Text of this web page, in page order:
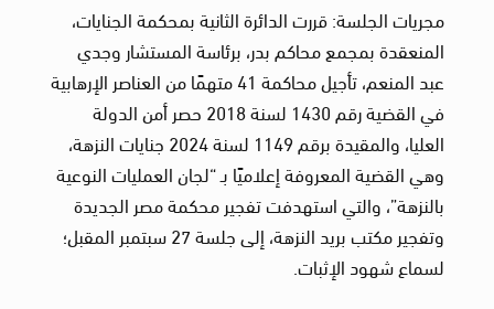
مجريات الجلسة: قررت الدائرة الثانية بمحكمة الجنايات،
المنعقدة بمجمع محاكم بدر، برئاسة المستشار وجدي
عبد المنعم، تأجيل محاكمة 41 متهمًا من العناصر الإرهابية
في القضية رقم 1430 لسنة 2018 حصر أمن الدولة
العليا، والمقيدة برقم 1149 لسنة 2024 جنايات النزهة،
وهي القضية المعروفة إعلاميًا بـ “لجان العمليات النوعية
بالنزهة”، والتي استهدفت تفجير محكمة مصر الجديدة
وتفجير مكتب بريد النزهة، إلى جلسة 27 سبتمبر المقبل؛
لسماع شهود الإثبات.